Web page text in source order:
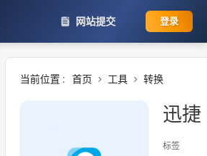
网站提交 登录
当前位置 : 首页 工具 转换
迅捷
标签